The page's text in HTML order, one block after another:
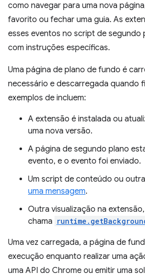
como navegar para uma nova
favorito ou fechar uma guia. As
esses eventos no script de segundo
com instruções específicas.
Uma página de plano de fundo é
necessário e descarregada quando
exemplos de incluem:
A extensão é instalada ou
uma nova versão.
A página de segundo plano
evento, e o evento foi enviado.
Um script de conteúdo ou
uma mensagem.
Outra visualização na
chama
Uma vez carregada, a página de
execução enquanto realizar uma
uma API do Chrome ou emitir uma